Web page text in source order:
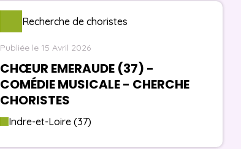
Recherche de choristes
Publiée le 15 Avril 2026
CHŒUR EMERAUDE (37) -
COMÉDIE MUSICALE - CHERCHE
CHORISTES
Indre-et-Loire (37)